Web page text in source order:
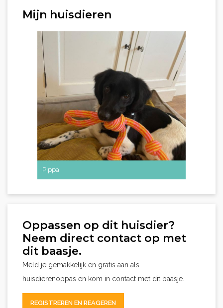
Mijn huisdieren
Pippa
Oppassen op dit huisdier?
Neem direct contact op met
dit baasje.
Meld je gemakkelijk en gratis aan als
huisdierenoppas en kom in contact met dit baasje.
REGISTREREN EN REAGEREN